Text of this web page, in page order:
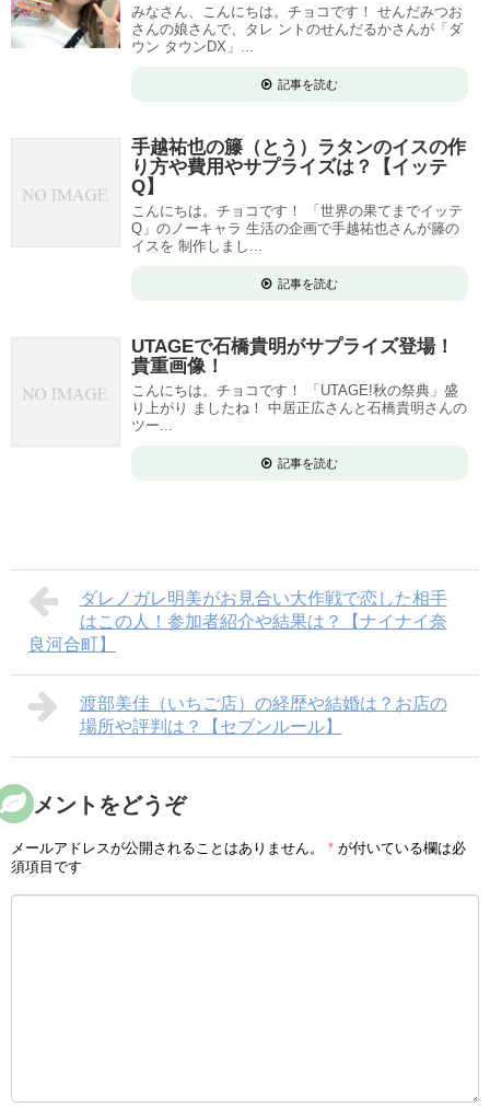
みなさん、こんにちは。チョコです！ せんだみつお
さんの娘さんで、タレ ントのせんだるかさんが「ダ
ウン タウンDX」...
記事を読む
手越祐也の籐（とう）ラタンのイスの作
り方や費用やサプライズは？【イッテ
Q】
こんにちは。チョコです！ 「世界の果てまでイッテ
Q」のノーキャラ 生活の企画で手越祐也さんが籐の
イスを 制作しまし...
記事を読む
UTAGEで石橋貴明がサプライズ登場！
貴重画像！
こんにちは。チョコです！ 「UTAGE!秋の祭典」盛
り上がり ましたね！ 中居正広さんと石橋貴明さんの
ツー...
記事を読む
ダレノガレ明美がお見合い大作戦で恋した相手
はこの人！参加者紹介や結果は？【ナイナイ奈
良河合町】
渡部美佳（いちご店）の経歴や結婚は？お店の
場所や評判は？【セブンルール】
コメントをどうぞ
メールアドレスが公開されることはありません。 * が付いている欄は必
須項目です